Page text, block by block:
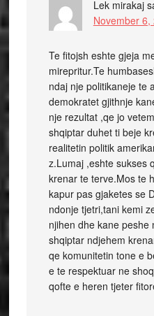
Lek mirakaj
November
Te fitojsh eshte gjeja
mirepritur.Te
ndaj nje politikaneje te
demokratet gjithnje
nje rezultat ,qe jo
shqiptar duhet ti beje
realitetin politik
z.Lumaj ,eshte sukses
krenar te terve.Mos te
kapur pas gjaketes se
ndonje tjetri,tani kemi
njihen dhe kane peshe
shqiptar ndjehem
qe komunitetin tone e
e te respektuar ne
qofte e heren tjeter